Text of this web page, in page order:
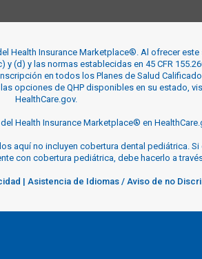
Health Insurance Marketplace®. Al ofrecer
(d) y las normas establecidas en 45 CFR
en todos los Planes de Salud
opciones de QHP disponibles en su estado,
HealthCare.gov.
Health Insurance Marketplace® en
aquí no incluyen cobertura dental pediátrica.
con cobertura pediátrica, debe hacerlo a
| Asistencia de Idiomas / Aviso de no